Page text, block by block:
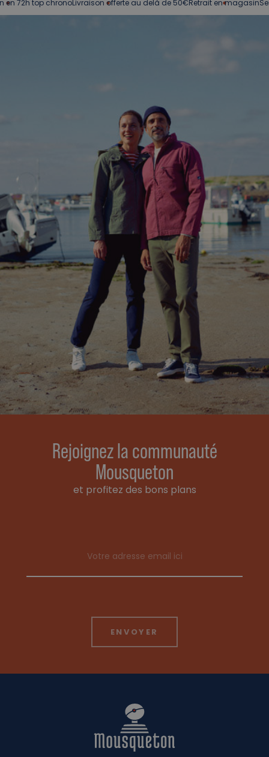
top chronoLivraison offerte au delà de 50€Retrait en magasinService
Rejoignez la communauté
Mousqueton
et profitez des bons plans